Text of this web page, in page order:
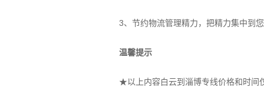
3、节约物流管理精力，把精力集中到
温馨提示
★以上内容白云到淄博专线价格和时间